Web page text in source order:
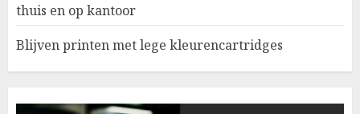
thuis en op kantoor
Blijven printen met lege kleurencartridges